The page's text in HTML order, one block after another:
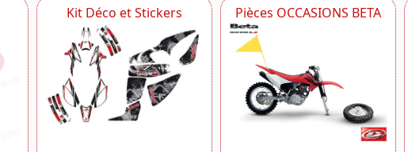
Kit Déco et Stickers Pièces OCCASIONS BETA